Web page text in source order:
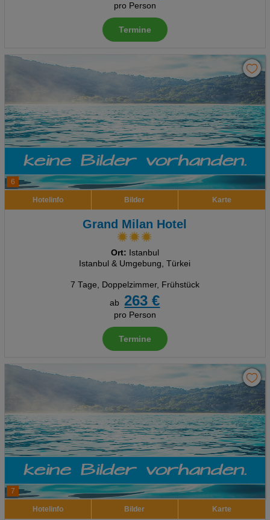
pro Person
Termine
6
Hotelinfo Bilder Karte
Grand Milan Hotel
Ort: Istanbul
Istanbul & Umgebung, Türkei
7 Tage, Doppelzimmer, Frühstück
ab
263 €
pro Person
Termine
7
Hotelinfo Bilder Karte